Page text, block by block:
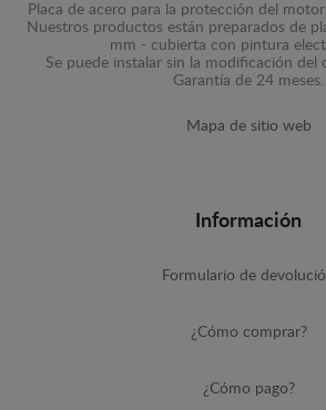
Placa de acero para la protección del
Nuestros productos están preparados de
mm - cubierta con pintura
Se puede instalar sin la modificación del
Garantía de 24 meses.
Mapa de sitio web
Información
Formulario de
¿Cómo comprar?
¿Cómo pago?